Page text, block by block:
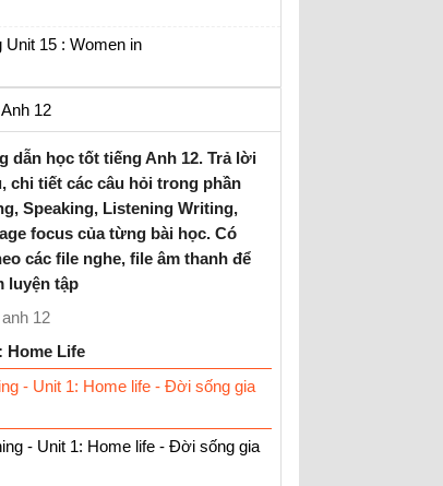
Unit 15 : Women in
12
dẫn học tốt tiếng Anh 12. Trả lời
chi tiết các câu hỏi trong phần
Speaking, Listening Writing,
focus của từng bài học. Có
các file nghe, file âm thanh để
luyện tập
12
Home Life
- Unit 1: Home life - Đời sống gia
- Unit 1: Home life - Đời sống gia